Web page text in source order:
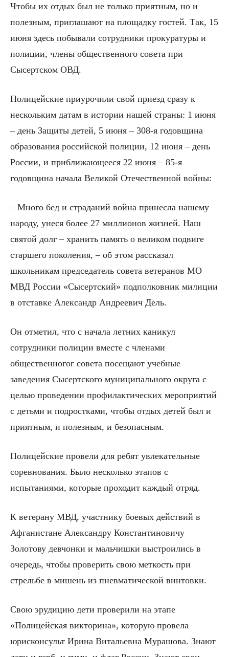
Чтобы их отдых был не только приятным, но и
полезным, приглашают на площадку гостей. Так, 15
июня здесь побывали сотрудники прокуратуры и
полиции, члены общественного совета при
Сысертском ОВД.
Полицейские приурочили свой приезд сразу к
нескольким датам в истории нашей страны: 1 июня
– день Защиты детей, 5 июня – 308-я годовщина
образования российской полиции, 12 июня – день
России, и приближающееся 22 июня – 85-я
годовщина начала Великой Отечественной войны:
– Много бед и страданий война принесла нашему
народу, унеся более 27 миллионов жизней. Наш
святой долг – хранить память о великом подвиге
старшего поколения, – об этом рассказал
школьникам председатель совета ветеранов МО
МВД России «Сысертский» подполковник милиции
в отставке Александр Андреевич Дель.
Он отметил, что с начала летних каникул
сотрудники полиции вместе с членами
общественногог совета посещают учебные
заведения Сысертского муниципального округа с
целью проведении профилактических мероприятий
с детьми и подростками, чтобы отдых детей был и
приятным, и полезным, и безопасным.
Полицейские провели для ребят увлекательные
соревнования. Было несколько этапов с
испытаниями, которые проходит каждый отряд.
К ветерану МВД, участнику боевых действий в
Афганистане Александру Константиновичу
Золотову девчонки и мальчишки выстроились в
очередь, чтобы проверить свою меткость при
стрельбе в мишень из пневматической винтовки.
Свою эрудицию дети проверили на этапе
«Полицейская викторина», которую провела
юрисконсульт Ирина Витальевна Мурашова. Знают